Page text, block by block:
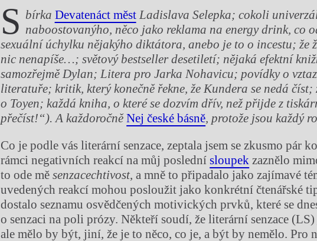
S bírka Devatenáct městLadislava Selepka; cokoli univerzá
naboostovanýho, něco jako reklama na energy drink, co
sexuální úchylku nějakýho diktátora, anebo je to o incestu;že
nic nenapíše…; světovýbestseller desetiletí; nějaká efektníkniž
samozřejměDylan; Litera pro Jarka Nohavicu; povídky o vztaz
literatuře; kritik, kterýkonečně řekne,že Kundera se nedá číst;
o Toyen; každá kniha, o kterése dozvím dřív, nežpřijde z tiská
přečíst!“). A každoročně Nej české básně, protože jsou každý
Co je podle vás literární senzace, zeptala jsem se zkusmo pár
rámci negativních reakcí na můj poslednísloupek zaznělo
to ode měsenzacechtivost, a mně to připadalo jako zajímavé
uvedených reakcí mohou posloužit jako konkrétní čtenářské
dostalo seznamu osvědčených motivických prvků, které se
o senzaci na poli prózy. Někteří soudí, že literární senzace
ale mělo by být, jiní, že je to něco, co je, a být by nemělo. Pro